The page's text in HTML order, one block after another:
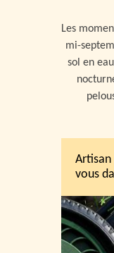
Les
mi-
sol en
Artisan
vous